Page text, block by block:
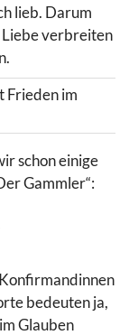
lieb. Darum
Liebe verbreiten
Frieden im
schon einige
Gammler“:
bedeuten ja,
Glauben